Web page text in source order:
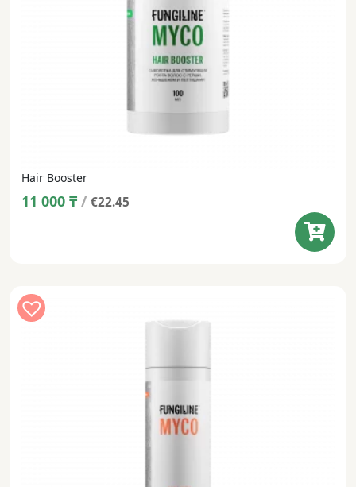
Hair Booster
11 000 ₸ / €22.45